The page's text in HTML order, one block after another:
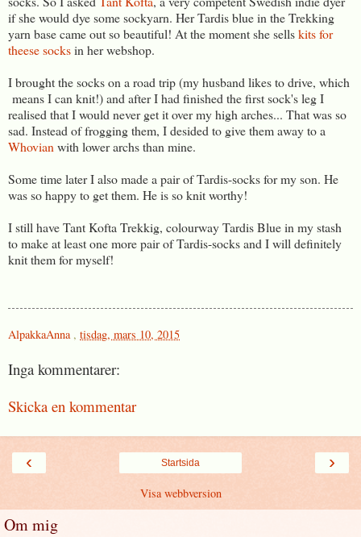
if she would dye some sockyarn. Her Tardis blue in the Trekking
yarn base came out so beautiful! At the moment she sellskits for
theese socksin her webshop.
I brought the socks on a road trip (my husband likes to drive, which
means I can knit!) and after I had finished the first sock's leg I
realised that I would never get it over my high arches... That was so
sad. Instead of frogging them, I desided to give them away to a
Whovian with lower archs than mine.
Some time later I also made a pair of Tardis-socks for my son. He
was so happy to get them. He is so knit worthy!
I still have Tant Kofta Trekkig, colourway Tardis Blue in my stash
to make at least one more pair of Tardis-socks and I will definitely
knit them for myself!
AlpakkaAnna , tisdag, mars 10, 2015
Inga kommentarer:
Skicka en kommentar
‹ ›
Startsida
Visa webbversion
Om mig